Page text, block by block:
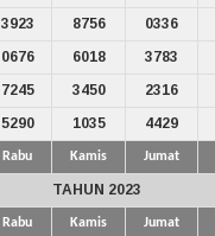
3923 8756 0336
0676 6018 3783
7245 3450 2316
5290 1035 4429
Rabu Kamis Jumat
TAHUN 2023
Rabu Kamis Jumat